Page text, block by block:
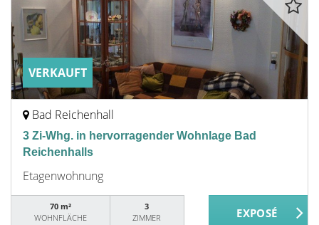
VERKAUFT
Bad Reichenhall
3 Zi-Whg. in hervorragender Wohnlage Bad
Reichenhalls
Etagenwohnung
70 m²
WOHNFLÄCHE
3
ZIMMER